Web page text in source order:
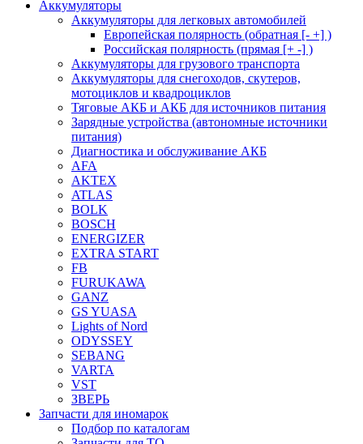
Аккумуляторы
Аккумуляторы для легковых автомобилей
Европейская полярность (обратная [- +] )
Российская полярность (прямая [+ -] )
Аккумуляторы для грузового транспорта
Аккумуляторы для снегоходов, скутеров,
мотоциклов и квадроциклов
Тяговые АКБ и АКБ для источников питания
Зарядные устройства (автономные источники
питания)
Диагностика и обслуживание АКБ
AFA
AKTEX
ATLAS
BOLK
BOSCH
ENERGIZER
EXTRA START
FB
FURUKAWA
GANZ
GS YUASA
Lights of Nord
ODYSSEY
SEBANG
VARTA
VST
ЗВЕРЬ
Запчасти для иномарок
Подбор по каталогам